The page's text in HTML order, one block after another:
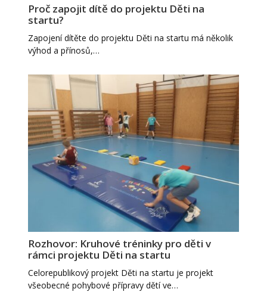
Proč zapojit dítě do projektu Děti na
startu?
Zapojení dítěte do projektu Děti na startu má několik
výhod a přínosů,…
Rozhovor: Kruhové tréninky pro děti v
rámci projektu Děti na startu
Celorepublikový projekt Děti na startu je projekt
všeobecné pohybové přípravy dětí ve…